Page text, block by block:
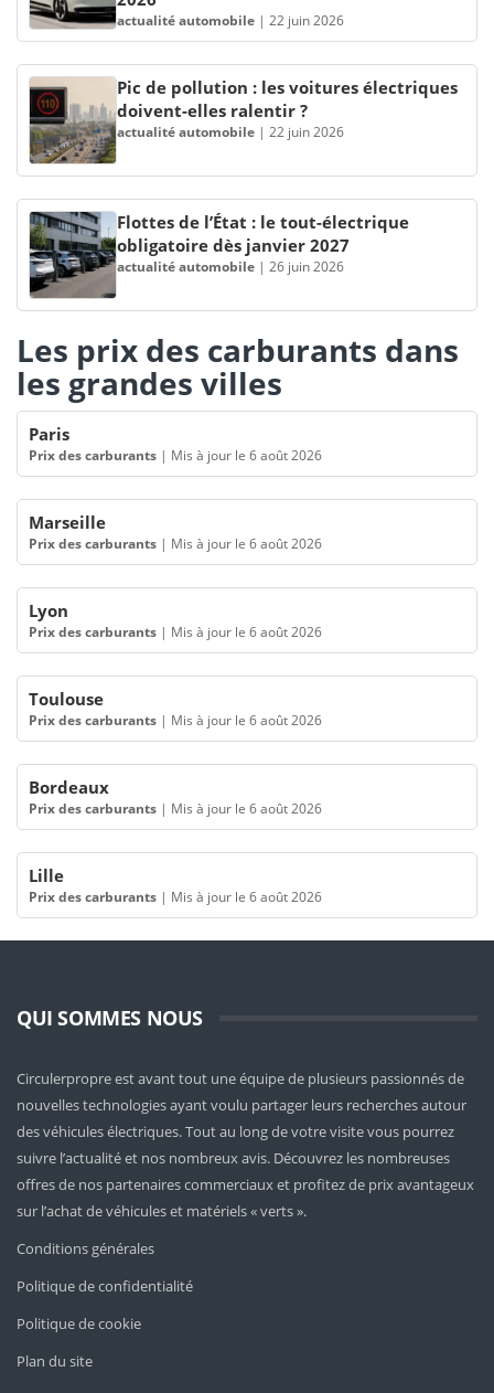
actualité automobile | 22 juin 2026
Pic de pollution : les voitures électriques
doivent-elles ralentir ?
actualité automobile | 22 juin 2026
Flottes de l’État : le tout-électrique
obligatoire dès janvier 2027
actualité automobile | 26 juin 2026
Les prix des carburants dans
les grandes villes
Paris
Prix des carburants | Mis à jour le 6 août 2026
Marseille
Prix des carburants | Mis à jour le 6 août 2026
Lyon
Prix des carburants | Mis à jour le 6 août 2026
Toulouse
Prix des carburants | Mis à jour le 6 août 2026
Bordeaux
Prix des carburants | Mis à jour le 6 août 2026
Lille
Prix des carburants | Mis à jour le 6 août 2026
QUI SOMMES NOUS
Circulerpropre est avant tout une équipe de plusieurs passionnés de
nouvelles technologies ayant voulu partager leurs recherches autour
des véhicules électriques. Tout au long de votre visite vous pourrez
suivre l’actualité et nos nombreux avis. Découvrez les nombreuses
offres de nos partenaires commerciaux et profitez de prix avantageux
sur l’achat de véhicules et matériels « verts ».
Conditions générales
Politique de confidentialité
Politique de cookie
Plan du site